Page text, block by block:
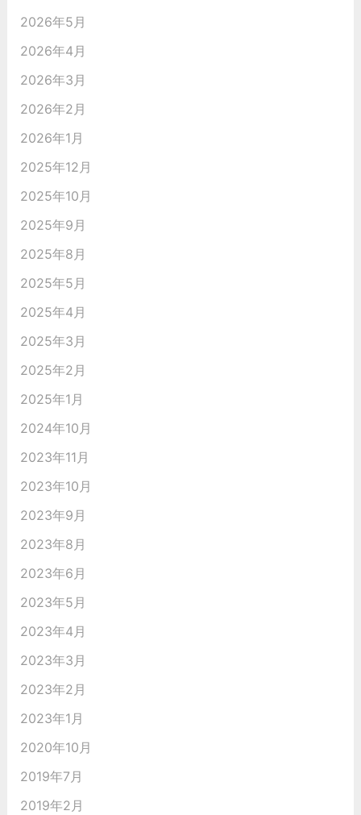
2026年5月
2026年4月
2026年3月
2026年2月
2026年1月
2025年12月
2025年10月
2025年9月
2025年8月
2025年5月
2025年4月
2025年3月
2025年2月
2025年1月
2024年10月
2023年11月
2023年10月
2023年9月
2023年8月
2023年6月
2023年5月
2023年4月
2023年3月
2023年2月
2023年1月
2020年10月
2019年7月
2019年2月